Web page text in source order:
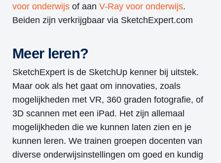
voor onderwijs of aan V-Ray voor onderwijs.
Beiden zijn verkrijgbaar via SketchExpert.com
Meer leren?
SketchExpert is de SketchUp kenner bij uitstek.
Maar ook als het gaat om innovaties, zoals
mogelijkheden met VR, 360 graden fotografie, of
3D scannen met een iPad. Het zijn allemaal
mogelijkheden die we kunnen laten zien en je
kunnen leren. We trainen groepen docenten van
diverse onderwijsinstellingen om goed en kundig